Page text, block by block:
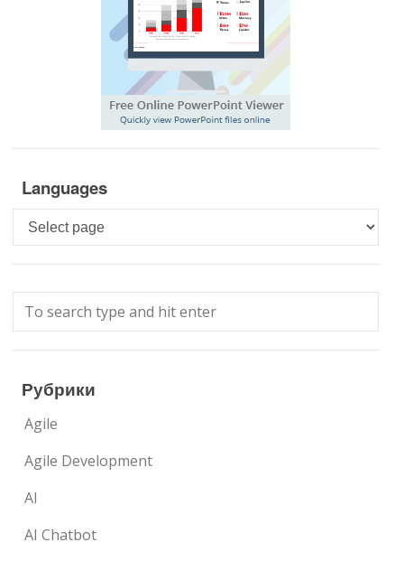
Languages
Languages
Рубрики
Agile
Agile Development
AI
AI Chatbot